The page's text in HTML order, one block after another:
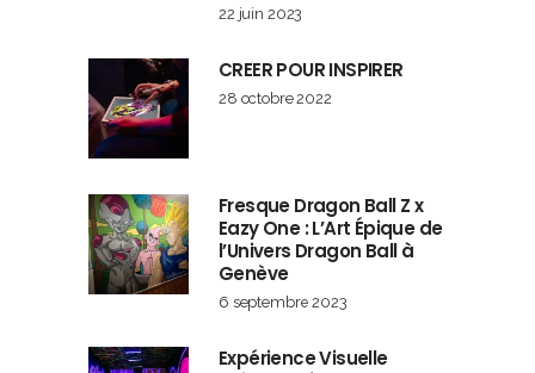
22 juin 2023
CREER POUR INSPIRER
28 octobre 2022
Fresque Dragon Ball Z x
Eazy One : L’Art Épique de
l’Univers Dragon Ball à
Genève
6 septembre 2023
Expérience Visuelle